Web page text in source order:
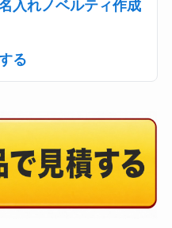
入れノベルティ作成
る